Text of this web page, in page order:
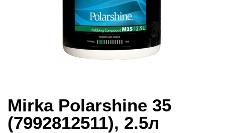
Mirka Polarshine 35
(7992812511), 2.5л